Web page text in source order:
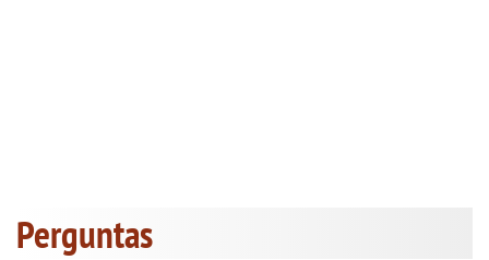
Perguntas